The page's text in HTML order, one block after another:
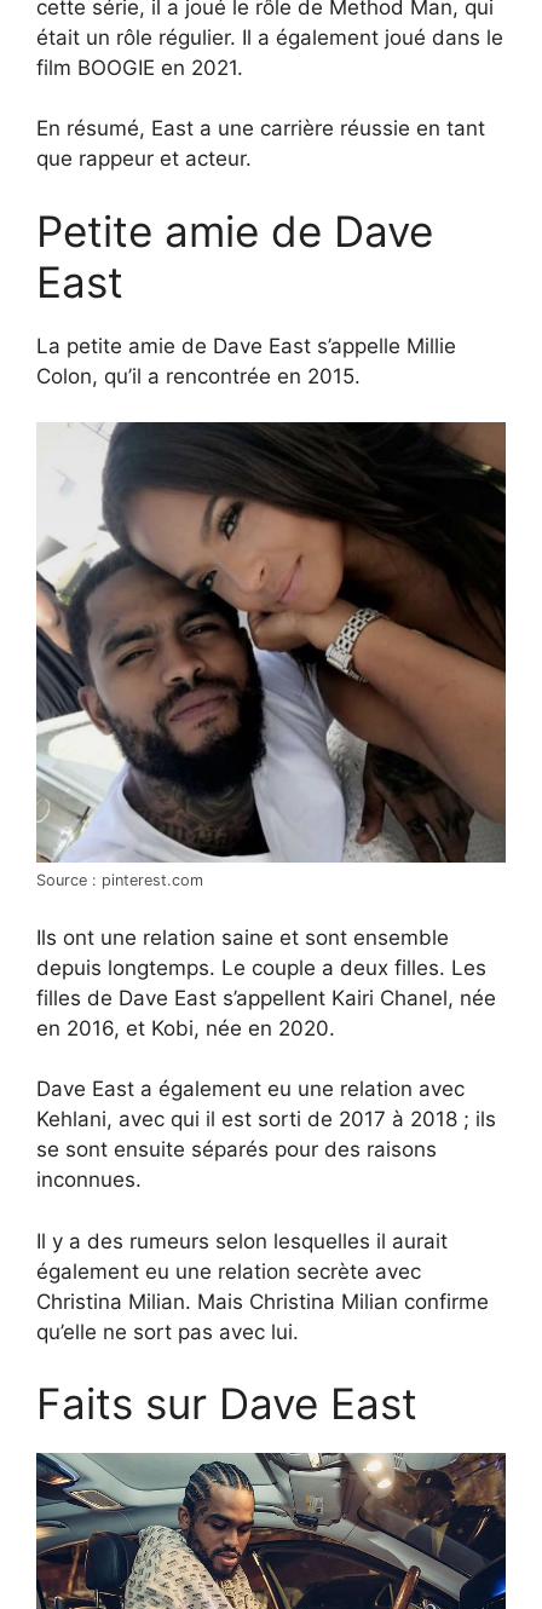
cette série, il a joué le rôle de Method Man, qui
était un rôle régulier. Il a également joué dans le
film BOOGIE en 2021.
En résumé, East a une carrière réussie en tant
que rappeur et acteur.
Petite amie de Dave
East
La petite amie de Dave East s’appelle Millie
Colon, qu’il a rencontrée en 2015.
Source : pinterest.com
Ils ont une relation saine et sont ensemble
depuis longtemps. Le couple a deux filles. Les
filles de Dave East s’appellent Kairi Chanel, née
en 2016, et Kobi, née en 2020.
Dave East a également eu une relation avec
Kehlani, avec qui il est sorti de 2017 à 2018 ; ils
se sont ensuite séparés pour des raisons
inconnues.
Il y a des rumeurs selon lesquelles il aurait
également eu une relation secrète avec
Christina Milian. Mais Christina Milian confirme
qu’elle ne sort pas avec lui.
Faits sur Dave East